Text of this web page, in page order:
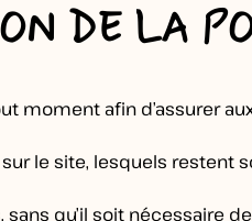
DE LA
moment afin d’assurer
le site, lesquels restent
qu’il soit nécessaire